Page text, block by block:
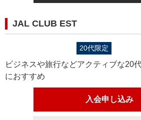
JAL CLUB EST
20代限定
ビジネスや旅行などアクティブな20
におすすめ
入会申し込み